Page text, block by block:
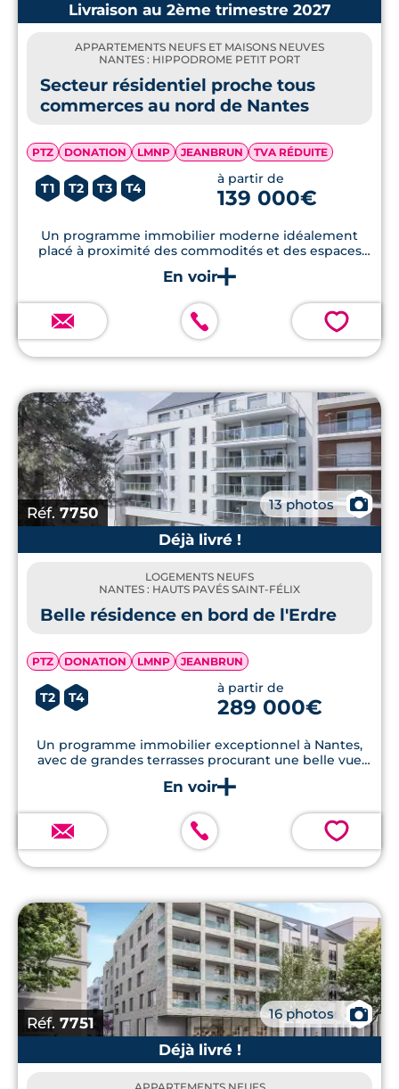
Livraison au 2ème trimestre 2027
APPARTEMENTS NEUFS ET MAISONS NEUVES
NANTES : HIPPODROME PETIT PORT
Secteur résidentiel proche tous
commerces au nord de Nantes
PTZ DONATION LMNP JEANBRUN TVA RÉDUITE
T1 T2 T3 T4
à partir de
139 000€
Un programme immobilier moderne idéalement
placé à proximité des commodités et des espaces
💗
Réf.7750 13 photos
📷
Déjà livré !
LOGEMENTS NEUFS
NANTES : HAUTS PAVÉS SAINT-FÉLIX
Belle résidence en bord de l'Erdre
PTZ DONATION LMNP JEANBRUN
T2 T4
à partir de
289 000€
Un programme immobilier exceptionnel à Nantes,
avec de grandes terrasses procurant une belle vue
sur l'Erdre
💗
Réf. 7751 16 photos
📷
Déjà livré !